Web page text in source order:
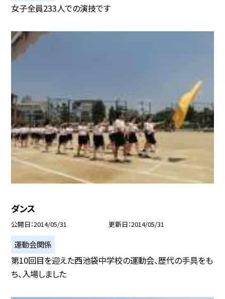
女子全員233人での演技です
ダンス
公開日 2014/05/31 更新日 2014/05/31
運動会関係
第10回目を迎えた西池袋中学校の運動会、歴代の手具をも
ち、入場しました